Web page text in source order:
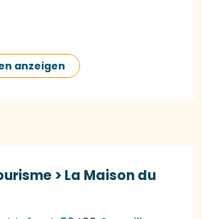
anzeigen
> La Maison du